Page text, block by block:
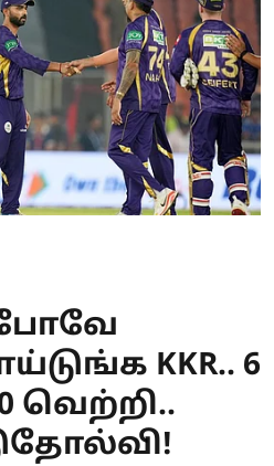
KKR.. 6
வெற்றி..